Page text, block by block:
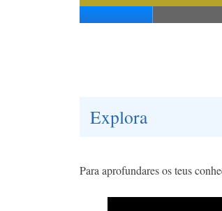
Explora
Para aprofundares os teus